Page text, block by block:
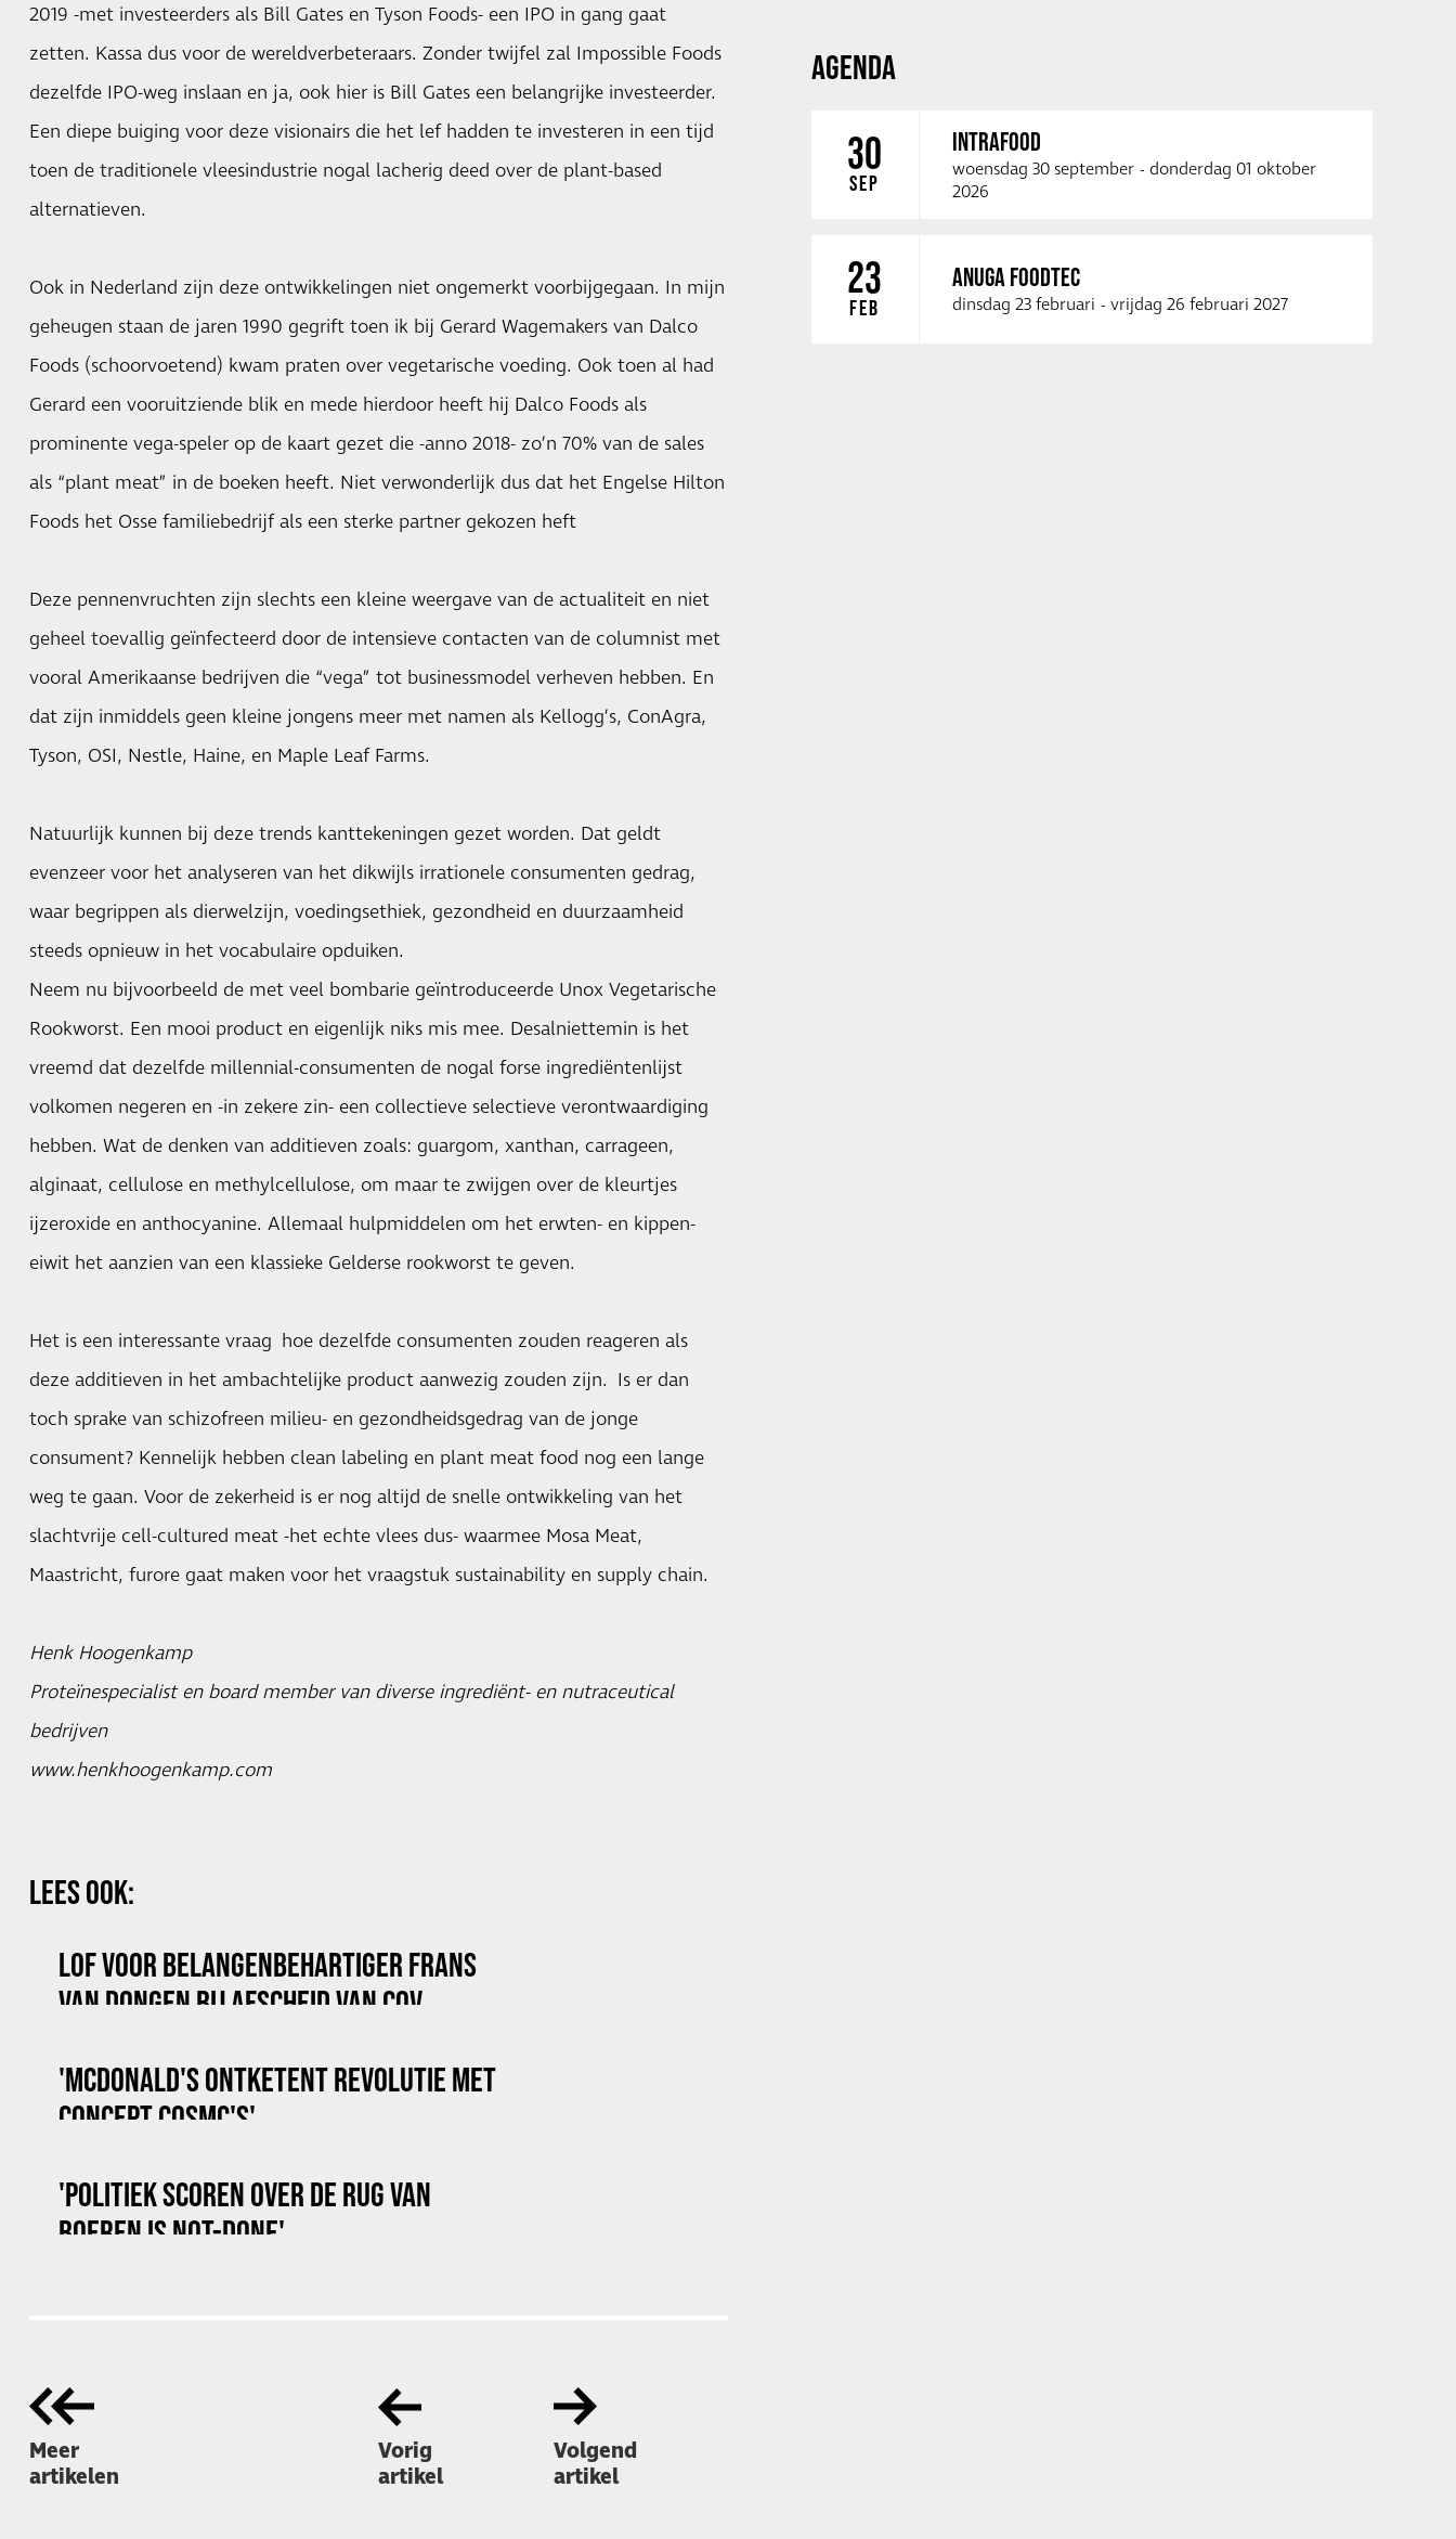
2019 -met investeerders als Bill Gates en Tyson Foods- een IPO in gang gaat
zetten. Kassa dus voor de wereldverbeteraars. Zonder twijfel zal Impossible Foods
dezelfde IPO-weg inslaan en ja, ook hier is Bill Gates een belangrijke investeerder.
Een diepe buiging voor deze visionairs die het lef hadden te investeren in een tijd
toen de traditionele vleesindustrie nogal lacherig deed over de plant-based
alternatieven.
Ook in Nederland zijn deze ontwikkelingen niet ongemerkt voorbijgegaan. In mijn
geheugen staan de jaren 1990 gegrift toen ik bij Gerard Wagemakers van Dalco
Foods (schoorvoetend) kwam praten over vegetarische voeding. Ook toen al had
Gerard een vooruitziende blik en mede hierdoor heeft hij Dalco Foods als
prominente vega-speler op de kaart gezet die -anno 2018- zo’n 70% van de sales
als “plant meat” in de boeken heeft. Niet verwonderlijk dus dat het Engelse Hilton
Foods het Osse familiebedrijf als een sterke partner gekozen heft
Deze pennenvruchten zijn slechts een kleine weergave van de actualiteit en niet
geheel toevallig geïnfecteerd door de intensieve contacten van de columnist met
vooral Amerikaanse bedrijven die “vega” tot businessmodel verheven hebben. En
dat zijn inmiddels geen kleine jongens meer met namen als Kellogg’s, ConAgra,
Tyson, OSI, Nestle, Haine, en Maple Leaf Farms.
Natuurlijk kunnen bij deze trends kanttekeningen gezet worden. Dat geldt
evenzeer voor het analyseren van het dikwijls irrationele consumenten gedrag,
waar begrippen als dierwelzijn, voedingsethiek, gezondheid en duurzaamheid
steeds opnieuw in het vocabulaire opduiken.
Neem nu bijvoorbeeld de met veel bombarie geïntroduceerde Unox Vegetarische
Rookworst. Een mooi product en eigenlijk niks mis mee. Desalniettemin is het
vreemd dat dezelfde millennial-consumenten de nogal forse ingrediëntenlijst
volkomen negeren en -in zekere zin- een collectieve selectieve verontwaardiging
hebben. Wat de denken van additieven zoals: guargom, xanthan, carrageen,
alginaat, cellulose en methylcellulose, om maar te zwijgen over de kleurtjes
ijzeroxide en anthocyanine. Allemaal hulpmiddelen om het erwten- en kippen-
eiwit het aanzien van een klassieke Gelderse rookworst te geven.
Het is een interessante vraag hoe dezelfde consumenten zouden reageren als
deze additieven in het ambachtelijke product aanwezig zouden zijn. Is er dan
toch sprake van schizofreen milieu- en gezondheidsgedrag van de jonge
consument? Kennelijk hebben clean labeling en plant meat food nog een lange
weg te gaan. Voor de zekerheid is er nog altijd de snelle ontwikkeling van het
slachtvrije cell-cultured meat -het echte vlees dus- waarmee Mosa Meat,
Maastricht, furore gaat maken voor het vraagstuk sustainability en supply chain.
Henk Hoogenkamp
Proteïnespecialist en board member van diverse ingrediënt- en nutraceutical
bedrijven
www.henkhoogenkamp.com
LEES OOK:
LOF VOOR BELANGENBEHARTIGER FRANS
VAN DONGEN BIJ AFSCHEID VAN COV
'MCDONALD'S ONTKETENT REVOLUTIE MET
CONCEPT COSMC'S'
'POLITIEK SCOREN OVER DE RUG VAN
BOEREN IS NOT-DONE'
Meer
artikelen
Vorig
artikel
Volgend
artikel
AGENDA
30
SEP
INTRAFOOD
woensdag 30 september - donderdag 01 oktober
2026
23
FEB
ANUGA FOODTEC
dinsdag 23 februari - vrijdag 26 februari 2027